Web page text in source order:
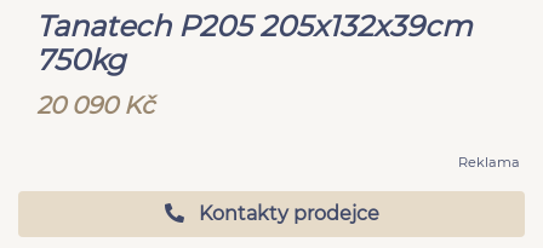
Tanatech P205 205x132x39cm
750kg
20 090 Kč
Reklama
Kontakty prodejce